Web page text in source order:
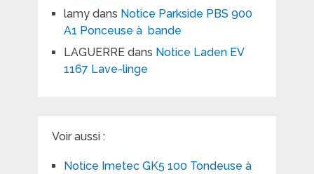
lamydans Notice Parkside PBS 900
A1 Ponceuse à bande
LAGUERREdans Notice Laden EV
1167 Lave-linge
Voir aussi :
Notice Imetec GK5 100 Tondeuse à